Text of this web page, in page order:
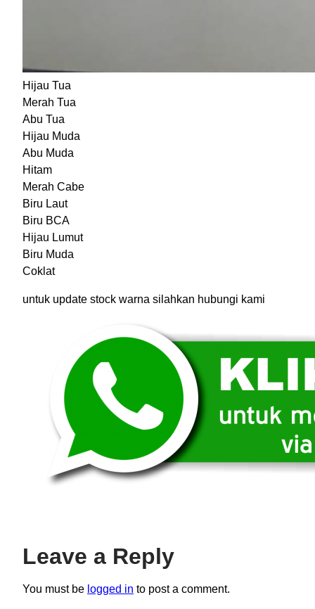
Hijau Tua
Merah Tua
Abu Tua
Hijau Muda
Abu Muda
Hitam
Merah Cabe
Biru Laut
Biru BCA
Hijau Lumut
Biru Muda
Coklat
untuk update stock warna silahkan hubungi kami
Leave a Reply
You must be logged in to post a comment.